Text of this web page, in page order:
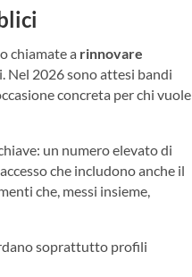
chiamate a rinnovare
Nel 2026 sono attesi bandi
concreta per chi vuole
un numero elevato di
che includono anche il
che, messi insieme,
soprattutto profili